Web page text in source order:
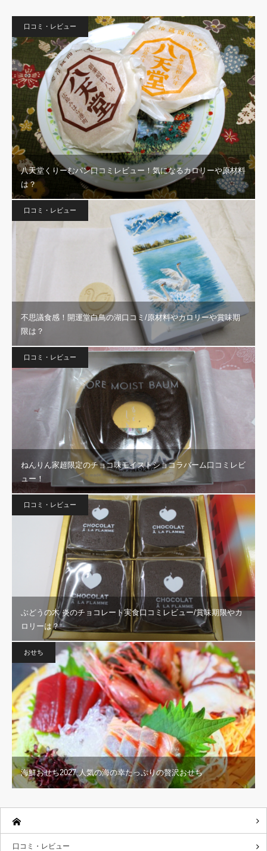
口コミ・レビュー
八天堂くりーむパン口コミレビュー！気になるカロリーや原材料
は？
口コミ・レビュー
不思議食感！開運堂白鳥の湖口コミ/原材料やカロリーや賞味期
限は？
口コミ・レビュー
ねんりん家超限定のチョコ味モイストショコラバーム口コミレビ
ュー！
口コミ・レビュー
ぶどうの木 炎のチョコレート実食口コミレビュー/賞味期限やカ
ロリーは？
おせち
海鮮おせち2027 人気の海の幸たっぷりの贅沢おせち
口コミ・レビュー